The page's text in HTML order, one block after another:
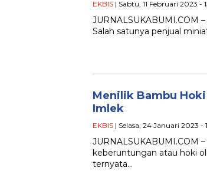
EKBIS | Sabtu, 11 Februari 2023 -
JURNALSUKABUMI.COM
Salah satunya penjual
Menilik Bambu
Imlek
EKBIS | Selasa, 24 Januari 2023 -
JURNALSUKABUMI.COM
keberuntungan atau hoki
ternyata…